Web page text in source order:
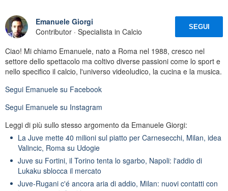
Emanuele Giorgi
Contributor · Specialista in Calcio
SEGUI
Ciao! Mi chiamo Emanuele, nato a Roma nel 1988, cresco nel
settore dello spettacolo ma coltivo diverse passioni come lo sport e
nello specifico il calcio, l'universo videoludico, la cucina e la musica.
Segui Emanuele su Facebook
Segui Emanuele su Instagram
Leggi di più sullo stesso argomento da Emanuele Giorgi:
La Juve mette 40 milioni sul piatto per Carnesecchi, Milan, idea
Valincic, Roma su Udogie
Juve su Fortini, il Torino tenta lo sgarbo, Napoli: l'addio di
Lukaku sblocca il mercato
Juve-Rugani c'é ancora aria di addio, Milan: nuovi contatti con